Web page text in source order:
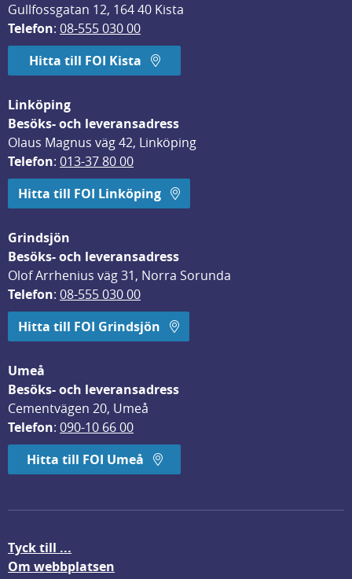
Gullfossgatan 12, 164 40 Kista
Telefon: 08-555 030 00
Hitta till FOI Kista
Linköping
Besöks- och leveransadress
Olaus Magnus väg 42, Linköping
Telefon: 013-37 80 00
Hitta till FOI Linköping
Grindsjön
Besöks- och leveransadress
Olof Arrhenius väg 31, Norra Sorunda
Telefon: 08-555 030 00
Hitta till FOI Grindsjön
Umeå
Besöks- och leveransadress
Cementvägen 20, Umeå
Telefon: 090-10 66 00
Hitta till FOI Umeå
Tyck till ...
Om webbplatsen